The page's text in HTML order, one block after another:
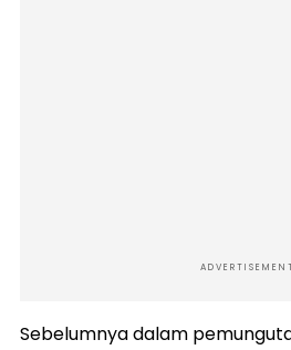
Sebelumnya dalam